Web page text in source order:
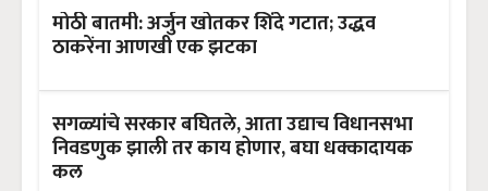
मोठी बातमी: अर्जुन खोतकर शिंदे गटात; उद्धव
ठाकरेंना आणखी एक झटका
सगळ्यांचे सरकार बघितले, आता उद्याच विधानसभा
निवडणुक झाली तर काय होणार, बघा धक्कादायक
कल